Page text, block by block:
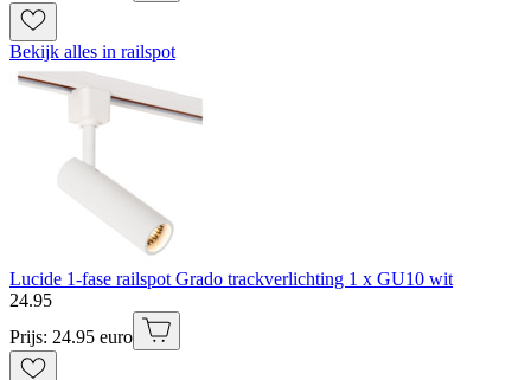
Bekijk alles in railspot
Lucide 1-fase railspot Grado trackverlichting 1 x GU10 wit
24.95
Prijs: 24.95 euro